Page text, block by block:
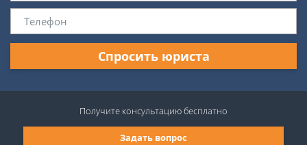
Спросить юриста
Задать вопрос
Получите консультациюбесплатно